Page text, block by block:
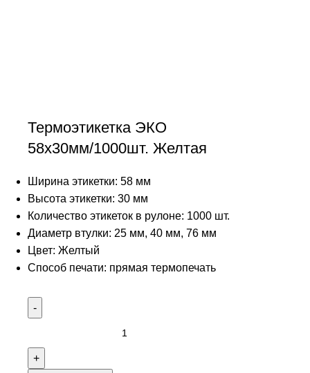
Термоэтикетка ЭКО
58х30мм/1000шт. Желтая
Ширина этикетки: 58 мм
Высота этикетки: 30 мм
Количество этикеток в рулоне: 1000 шт.
Диаметр втулки: 25 мм, 40 мм, 76 мм
Цвет: Желтый
Способ печати: прямая термопечать